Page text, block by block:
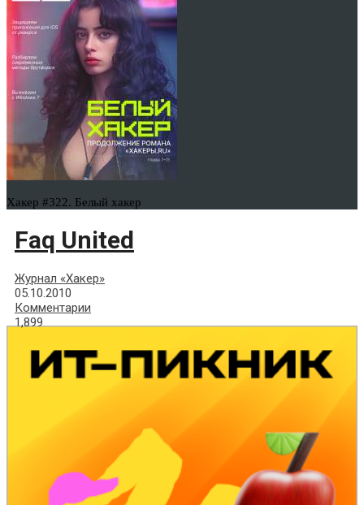
Хакер #322. Белый хакер
Faq United
Журнал «Хакер»
05.10.2010
Комментарии
1,899